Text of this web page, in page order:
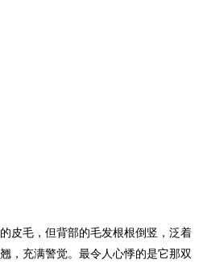
毛，但背部的毛发根根倒竖，泛着
，充满警觉。最令人心悸的是它那双